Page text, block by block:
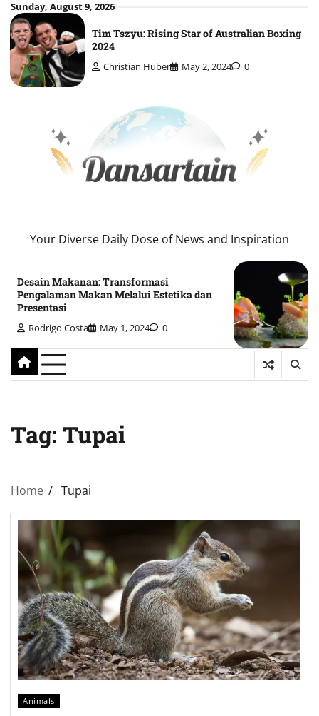
Skip
to
content
Sunday, August 9, 2026
Tim Tszyu: Rising Star of Australian Boxing
2024
Christian Huber May 2, 2024 0
Your Diverse Daily Dose of News and Inspiration
Desain Makanan: Transformasi
Pengalaman Makan Melalui Estetika dan
Presentasi
Rodrigo Costa May 1, 2024 0
Tag: Tupai
Home Tupai
Animals